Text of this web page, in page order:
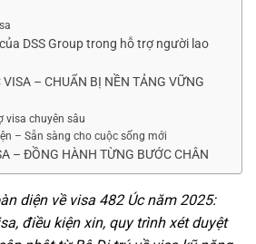
DSS Group trong hỗ trợ người lao
VISA – CHUẨN BỊ NỀN TẢNG VỮNG
visa chuyên sâu
– Sẵn sàng cho cuộc sống mới
– ĐỒNG HÀNH TỪNG BƯỚC CHÂN
diện về visa 482 Úc năm 2025:
điều kiện xin, quy trình xét duyệt